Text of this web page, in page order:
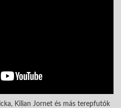
Kilian Jornet és más terepfutók